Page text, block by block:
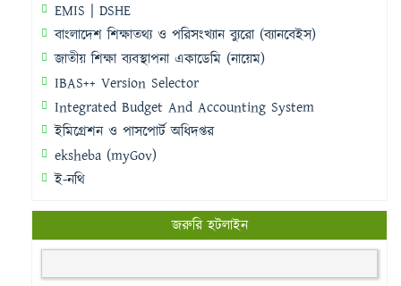
EMIS | DSHE
বাংলাদেশ শিক্ষাতথ্য ও পরিসংখ্যান ব্যুরো (ব্যানবেইস)
জাতীয় শিক্ষা ব্যবস্থাপনা একাডেমি (নায়েম)
IBAS++ Version Selector
Integrated Budget And Accounting System
ইমিগ্রেশন ও পাসপোর্ট অধিদপ্তর
eksheba (myGov)
ই-নথি
জরুরি হটলাইন